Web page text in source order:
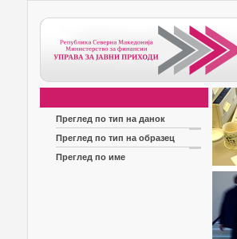
Преглед по тип на данок
Преглед по тип на образец
Преглед по име